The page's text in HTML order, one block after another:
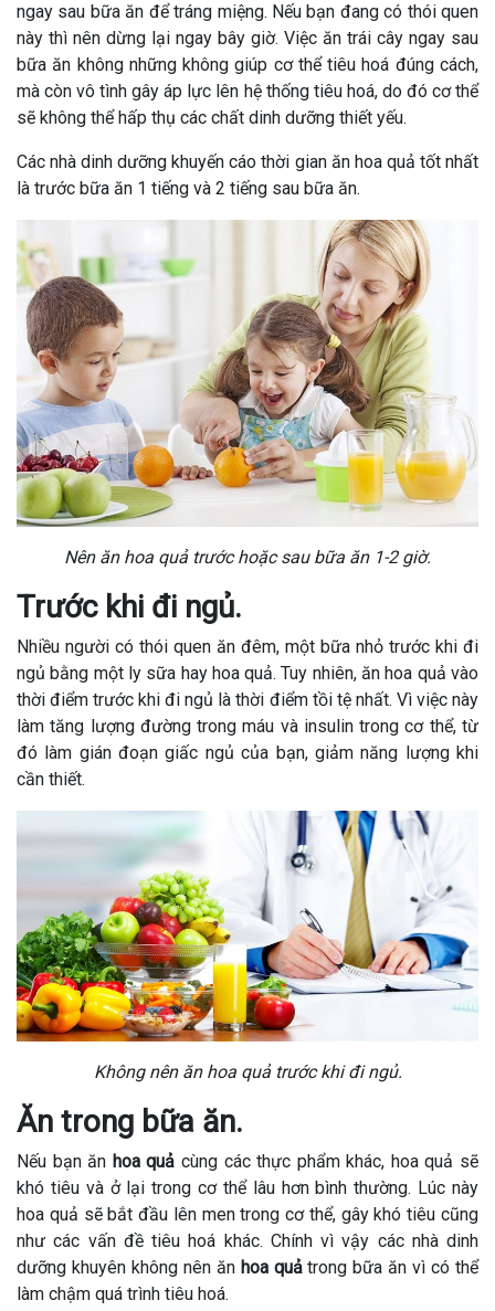
ngay sau bữa ăn để tráng miệng. Nếu bạn đang có thói quen
này thì nên dừng lại ngay bây giờ. Việc ăn trái cây ngay sau
bữa ăn không những không giúp cơ thể tiêu hoá đúng cách,
mà còn vô tình gây áp lực lên hệ thống tiêu hoá, do đó cơ thể
sẽ không thể hấp thụ các chất dinh dưỡng thiết yếu.
Các nhà dinh dưỡng khuyến cáo thời gian ăn hoa quả tốt nhất
là trước bữa ăn 1 tiếng và 2 tiếng sau bữa ăn.
Nên ăn hoa quả trước hoặc sau bữa ăn 1-2 giờ.
Trước khi đi ngủ.
Nhiều người có thói quen ăn đêm, một bữa nhỏ trước khi đi
ngủ bằng một ly sữa hay hoa quả. Tuy nhiên, ăn hoa quả vào
thời điểm trước khi đi ngủ là thời điểm tồi tệ nhất. Vì việc này
làm tăng lượng đường trong máu và insulin trong cơ thể, từ
đó làm gián đoạn giấc ngủ của bạn, giảm năng lượng khi
cần thiết.
Không nên ăn hoa quả trước khi đi ngủ.
Ăn trong bữa ăn.
Nếu bạn ăn hoa quả cùng các thực phẩm khác, hoa quả sẽ
khó tiêu và ở lại trong cơ thể lâu hơn bình thường. Lúc này
hoa quả sẽ bắt đầu lên men trong cơ thể, gây khó tiêu cũng
như các vấn đề tiêu hoá khác. Chính vì vậy các nhà dinh
dưỡng khuyên không nên ăn hoa quảtrong bữa ăn vì có thể
làm chậm quá trình tiêu hoá.